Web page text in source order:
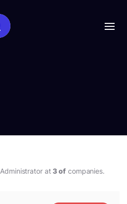
Administrator at3 of companies.